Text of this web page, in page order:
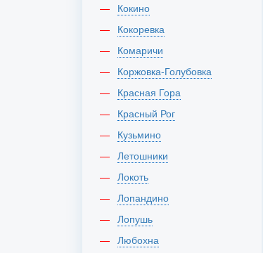
Кокино
Кокоревка
Комаричи
Коржовка-Голубовка
Красная Гора
Красный Рог
Кузьмино
Летошники
Локоть
Лопандино
Лопушь
Любохна